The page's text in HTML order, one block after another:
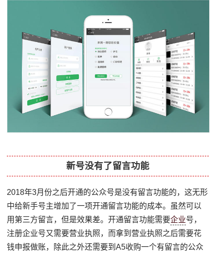
新号没有了留言功能
2018年3月份之后开通的公众号是没有留言功能的，这无形
中给新手号主增加了一项开通留言功能的成本。虽然可以
用第三方留言，但是效果差。开通留言功能需要企业号，
注册企业号又需要营业执照，而拿到营业执照之后需要花
钱申报做账，除此之外还需要到A5收购一个有留言的公众